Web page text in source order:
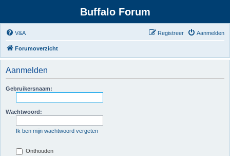
Buffalo Forum
V&A Aanmelden
Registreer
Forumoverzicht
Aanmelden
Gebruikersnaam:
Wachtwoord:
Ik ben mijn wachtwoord vergeten
Onthouden